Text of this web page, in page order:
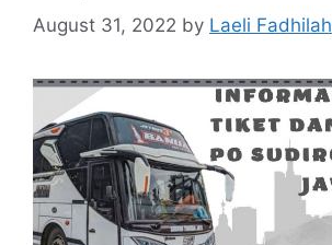
August 31, 2022 by Laeli Fadhilah